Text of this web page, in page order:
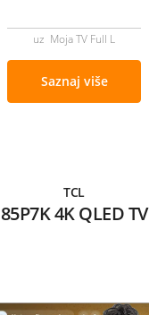
uz Moja TV Full L
Saznaj više
TCL
85P7K 4K QLED TV